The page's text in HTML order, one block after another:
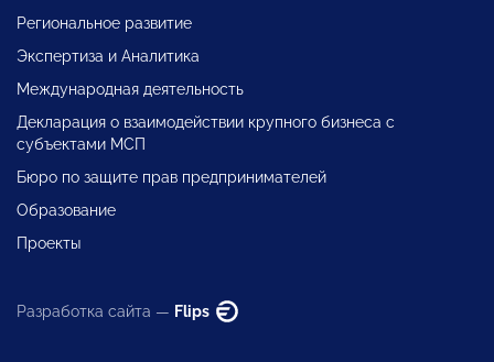
Региональное развитие
Экспертиза и Аналитика
Международная деятельность
Декларация о взаимодействии крупного бизнеса с
субъектами МСП
Бюро по защите прав предпринимателей
Образование
Проекты
Разработка сайта — Flips